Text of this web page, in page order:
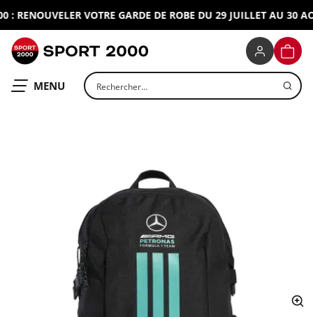
RENOUVELER VOTRE GARDE DE ROBE DU 29 JUILLET AU 30
OUVRIR LE
MENU Rechercher un produit